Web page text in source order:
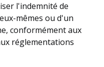
l'indemnité de
mêmes ou d'un
conformément aux
réglementations